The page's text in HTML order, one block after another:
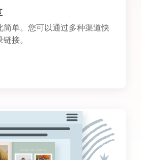
简单。您可以通过多种渠道快
接。